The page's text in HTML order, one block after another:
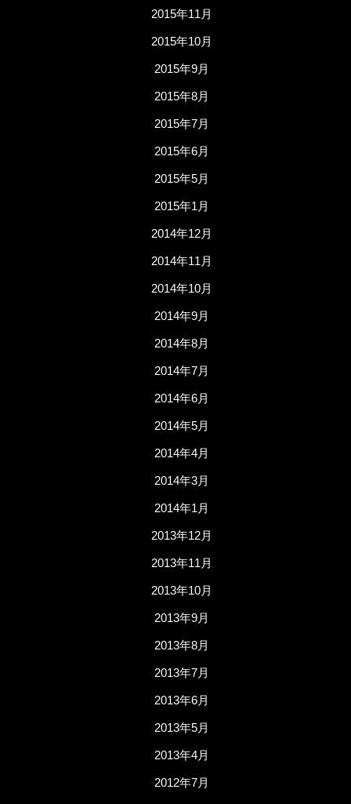
2015年11月
2015年10月
2015年9月
2015年8月
2015年7月
2015年6月
2015年5月
2015年1月
2014年12月
2014年11月
2014年10月
2014年9月
2014年8月
2014年7月
2014年6月
2014年5月
2014年4月
2014年3月
2014年1月
2013年12月
2013年11月
2013年10月
2013年9月
2013年8月
2013年7月
2013年6月
2013年5月
2013年4月
2012年7月